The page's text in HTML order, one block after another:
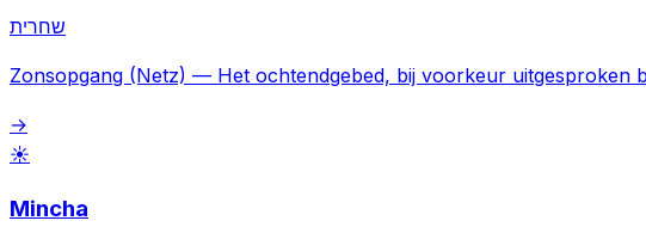
שחרית
Zonsopgang (Netz) — Het ochtendgebed, bij voorkeur uitgesproken
→
☀️
Mincha